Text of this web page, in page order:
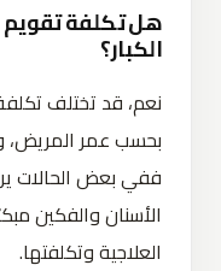
هل تكلفة تقويم
الكبار؟
نعم، قد تختلف
بحسب عمر المريض،
ففي بعض الحالات
الأسنان والفكين
العلاجية وتكلفتها.